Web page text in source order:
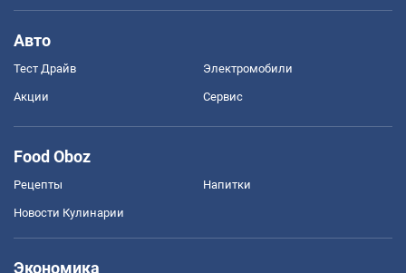
Авто
Тест Драйв Электромобили
Акции Сервис
Food Oboz
Рецепты Напитки
Новости Кулинарии
Экономика